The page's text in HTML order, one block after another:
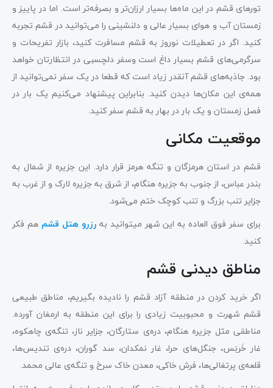
تورهای قشم در این ماه‌ها بسیار ارزان‌تر و بصرفه‌تر است. اما در پاییز و
زمستان آب و هوای بسیار عالی و دلنشینی را می‌توانید در قشم تجربه
کنید. اگر در تعطیلات نوروز به قشم مسافرت کنید، بازار تفریحات و
سرگرمی‌های قشم بسیار داغ است وسفر دلچسبی در انتظارتان خواهد
بود. جاذبه‌های قشم آنقدر زیاد است که قطعا در یک سفر نمی‌توانید از
همه‌ی این مکان‌ها دیدن کنید. بنابراین پیشنهاد می‌کنیم یک بار در
فصل زمستان و یک بار در بهار به قشم سفر کنید.
موقعیت مکانی
قشم در استان هرمزگان و تنگه هرمز قرار دارد. این جزیره از شمال به
بندر عباس، از جنوب به جزیره هنگام، از شرق به جزیره لارک و از غرب به
جزایر تنب بزرگ و تنب کوچک ختم می‌شود.
برای سفر فوق العاده به این شهر میتوانید به رزرو هتل قشم هم فکر
کنید.
مناطق دیدنی قشم
اگر خرید کردن در منطقه آزاد قشم را نادیده بگیریم، مناطق طبیعی
قشم شهرت و محبوبیت زیادی را برای این منطقه به ارمغان آورده.
مناطقی مثل جزیره هنگام، دره‌ی ستارگان، جزایر ناز، تنگه‌ی چاهکوه،
غار خَربَس، جنگل‌های حرا، غار نمکدان، سد گوران، دره‌ی تندیس‌ها،
قلعه‌ی پرتغالی‌ها، فرش خاکی، معدن خاک سرخ و تنگه‌ی عالی محمد.